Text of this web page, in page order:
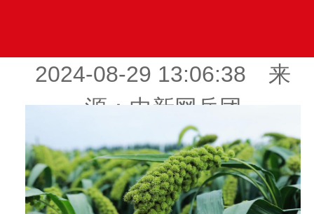
2024-08-29 13:06:38 来
源：中新网兵团